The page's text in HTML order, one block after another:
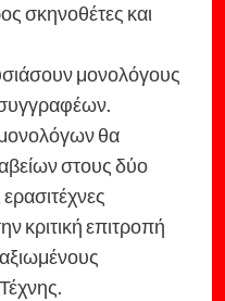
σκηνοθέτες και
μονολόγους
θα
στους δύο
κριτική επιτροπή